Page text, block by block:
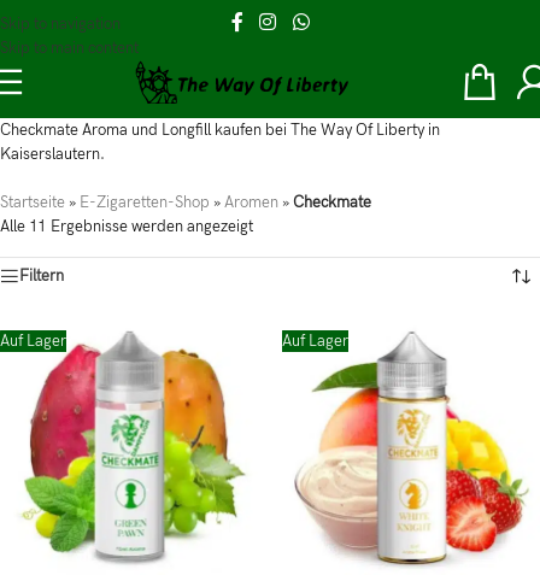
Skip to navigation
Skip to main content
Checkmate Aroma und Longfill kaufen bei The Way Of Liberty in
Kaiserslautern.
Startseite » E-Zigaretten-Shop »Aromen »Checkmate
Alle 11 Ergebnisse werden angezeigt
Filtern
Auf Lager Auf Lager